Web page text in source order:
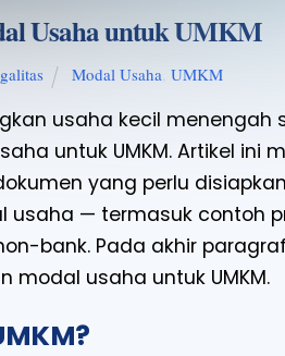
Usaha untuk UMKM
Modal Usaha, UMKM
usaha kecil menengah
untuk UMKM. Artikel ini
yang perlu
usaha — termasuk contoh
bank. Pada akhir
usaha untuk UMKM.